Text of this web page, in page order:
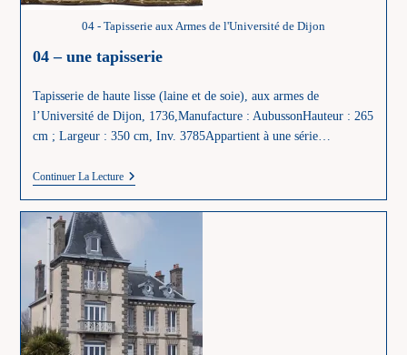
04 - Tapisserie aux Armes de l'Université de Dijon
04 – une tapisserie
Tapisserie de haute lisse (laine et de soie), aux armes de
l’Université de Dijon, 1736,Manufacture : AubussonHauteur : 265
cm ; Largeur : 350 cm, Inv. 3785Appartient à une série…
Continuer La Lecture04